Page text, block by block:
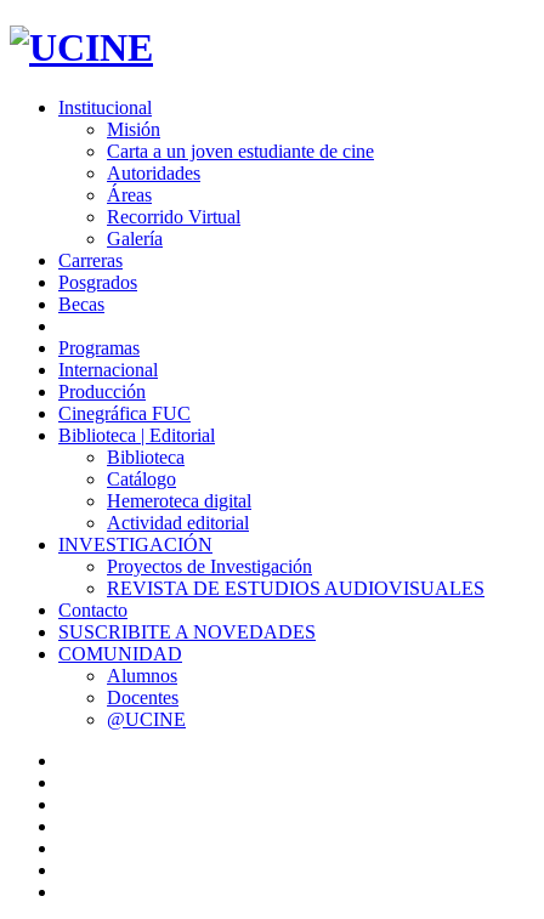
Institucional
Misión
Carta a un joven estudiante de cine
Autoridades
Áreas
Recorrido Virtual
Galería
Carreras
Posgrados
Becas
Programas
Internacional
Producción
Cinegráfica FUC
Biblioteca | Editorial
Biblioteca
Catálogo
Hemeroteca digital
Actividad editorial
INVESTIGACIÓN
Proyectos de Investigación
REVISTA DE ESTUDIOS AUDIOVISUALES
Contacto
SUSCRIBITE A NOVEDADES
COMUNIDAD
Alumnos
Docentes
@UCINE